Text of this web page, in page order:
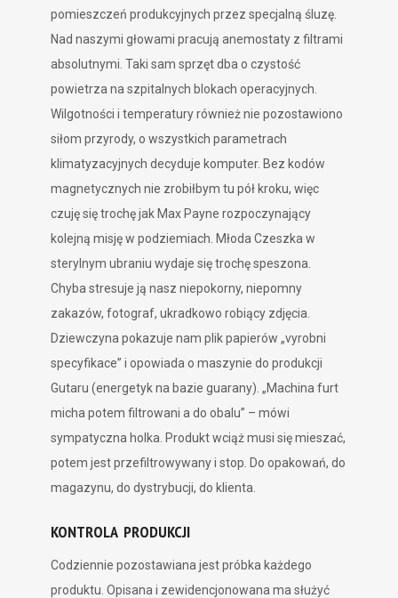
pomieszczeń produkcyjnych przez specjalną śluzę.
Nad naszymi głowami pracują anemostaty z filtrami
absolutnymi. Taki sam sprzęt dba o czystość
powietrza na szpitalnych blokach operacyjnych.
Wilgotności i temperatury również nie pozostawiono
siłom przyrody, o wszystkich parametrach
klimatyzacyjnych decyduje komputer. Bez kodów
magnetycznych nie zrobiłbym tu pół kroku, więc
czuję się trochę jak Max Payne rozpoczynający
kolejną misję w podziemiach. Młoda Czeszka w
sterylnym ubraniu wydaje się trochę speszona.
Chyba stresuje ją nasz niepokorny, niepomny
zakazów, fotograf, ukradkowo robiący zdjęcia.
Dziewczyna pokazuje nam plik papierów „vyrobni
specyfikace” i opowiada o maszynie do produkcji
Gutaru (energetyk na bazie guarany). „Machina furt
micha potem filtrowani a do obalu” – mówi
sympatyczna holka. Produkt wciąż musi się mieszać,
potem jest przefiltrowywany i stop. Do opakowań, do
magazynu, do dystrybucji, do klienta.
KONTROLA PRODUKCJI
Codziennie pozostawiana jest próbka każdego
produktu. Opisana i zewidencjonowana ma służyć